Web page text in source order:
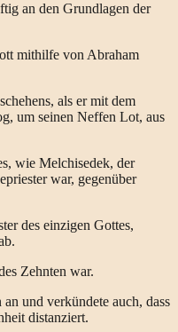
an den Grundlagen der
mithilfe von Abraham
als er mit dem
um seinen Neffen Lot, aus
wie Melchisedek, der
war, gegenüber
des einzigen Gottes,
Zehnten war.
und verkündete auch, dass
distanziert.